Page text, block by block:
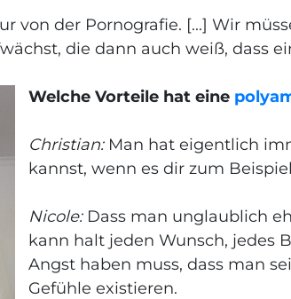
von der Pornografie. [...] Wir
die dann auch weiß, dass
Welche Vorteile hat eine
Christian:Man hat eigentlich
kannst, wenn es dir zum
Nicole:Dass man unglaublich
kann halt jeden Wunsch, jedes
Angst haben muss, dass man
Gefühle existieren.